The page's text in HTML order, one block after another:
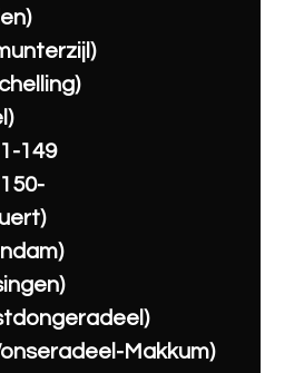
149
Makkum)